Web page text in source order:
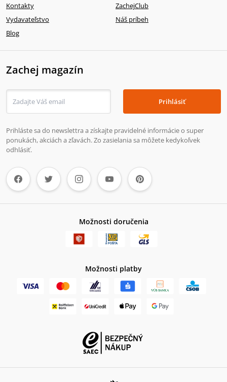
Kontakty
ZachejClub
Vydavateľstvo
Náš príbeh
Blog
Zachej magazín
Prihlásiť
Prihláste sa do newslettra a získajte pravidelné informácie o super
ponukách, akciách a zľavách. Zo zasielania sa môžete kedykoľvek
odhlásiť.
Možnosti doručenia
Možnosti platby